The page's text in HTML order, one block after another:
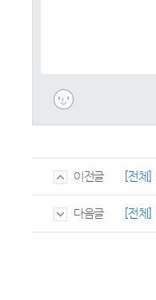
이전글 [전체]
다음글 [전체]